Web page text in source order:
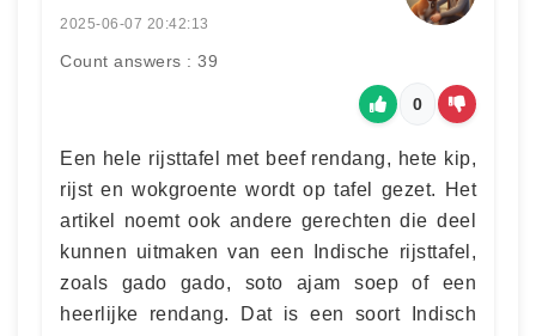
2025-06-07 20:42:13
Count answers : 39
0
Een hele rijsttafel met beef rendang, hete kip,
rijst en wokgroente wordt op tafel gezet. Het
artikel noemt ook andere gerechten die deel
kunnen uitmaken van een Indische rijsttafel,
zoals gado gado, soto ajam soep of een
heerlijke rendang. Dat is een soort Indisch